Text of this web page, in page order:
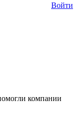
Войти
компании